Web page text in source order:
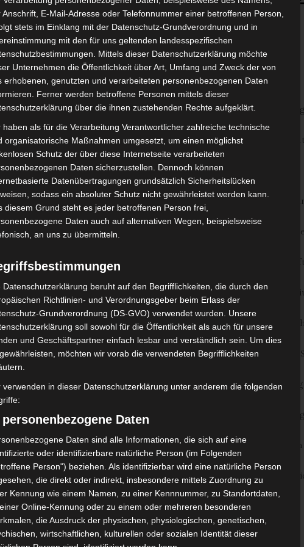
Hallo meine Lieben,
Ihr hattet ein fantastisches, sonniges & erholsames Wochenende.
im Garten verbracht und ich habe den Haushalt auf Vordermann
sich einigens getan … Wir haben einen neuen Esszimmer- und
hat die Wand im Schlafzimmer einen neuen Anstrich erhalten.
ganzes Sammelsurium an Fotos angesammelt, die ich noch nicht
April geschuldet, da ich intern meinen Arbeitsbereich
habe ich mich entschieden, zusätzlich zu meiner
sehr über die neue berufliche Herausforderung und auf das
unterstützen mich tatkräftig und daher habe ich die
Arbeit, Haushalt und Studium blieb mein Blog deshalb leider auf der
Verständnis dafür dass es zeitweise etwas ruhiger auf meinem
genutzt um meine gesammelten Fotos zu sortieren und neue
ganz viel und ich hole es in den nächsten Tagen nach,
möchte Euch trotzdem noch die gesammelten Gartenbilder zeigen,
Der kleine Apfelbaum steht in voller Blüte.
Anschrift, E-Mail-Adresse oder Telefonnummer einer betroffenen Person,
stets im Einklang mit der Datenschutz-Grundverordnung und in
mit den für uns geltenden landesspezifischen
Mittels dieser Datenschutzerklärung möchte
Unternehmen die Öffentlichkeit über Art, Umfang und Zweck der von
erhobenen, genutzten und verarbeiteten personenbezogenen Daten
Ferner werden betroffene Personen mittels dieser
über die ihnen zustehenden Rechte aufgeklärt.
haben als für die Verarbeitung Verantwortlicher zahlreiche technische
organisatorische Maßnahmen umgesetzt, um einen möglichst
Schutz der über diese Internetseite verarbeiteten
Daten sicherzustellen. Dennoch können
Datenübertragungen grundsätzlich Sicherheitslücken
sodass ein absoluter Schutz nicht gewährleistet werden kann.
diesem Grund steht es jeder betroffenen Person frei,
Daten auch auf alternativen Wegen, beispielsweise
an uns zu übermitteln.
Datenschutzerklärung beruht auf den Begrifflichkeiten, die durch den
Richtlinien- und Verordnungsgeber beim Erlass der
Grundverordnung (DS-GVO) verwendet wurden. Unsere
soll sowohl für die Öffentlichkeit als auch für unsere
und Geschäftspartner einfach lesbar und verständlich sein. Um dies
möchten wir vorab die verwendeten Begrifflichkeiten
verwenden in dieser Datenschutzerklärung unter anderem die folgenden
personenbezogene Daten
Daten sind alle Informationen, die sich auf eine
oder identifizierbare natürliche Person (im Folgenden
Person") beziehen. Als identifizierbar wird eine natürliche Person
die direkt oder indirekt, insbesondere mittels Zuordnung zu
Kennung wie einem Namen, zu einer Kennnummer, zu Standortdaten,
Online-Kennung oder zu einem oder mehreren besonderen
die Ausdruck der physischen, physiologischen, genetischen,
wirtschaftlichen, kulturellen oder sozialen Identität dieser